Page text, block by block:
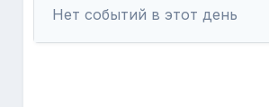
Нет событий в этот день